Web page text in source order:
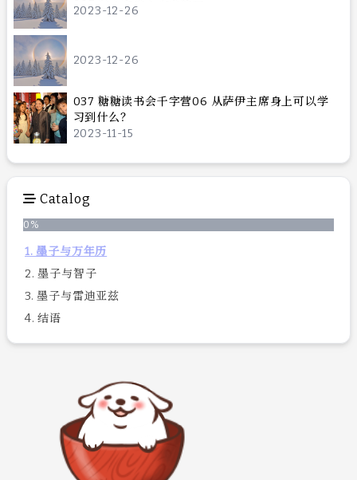
2023-12-26
2023-12-26
037 糖糖读书会千字营06 从萨伊主席身上可以学
习到什么？
2023-11-15
Catalog
0 %
1. 墨子与万年历
2. 墨子与智子
3. 墨子与雷迪亚兹
4. 结语